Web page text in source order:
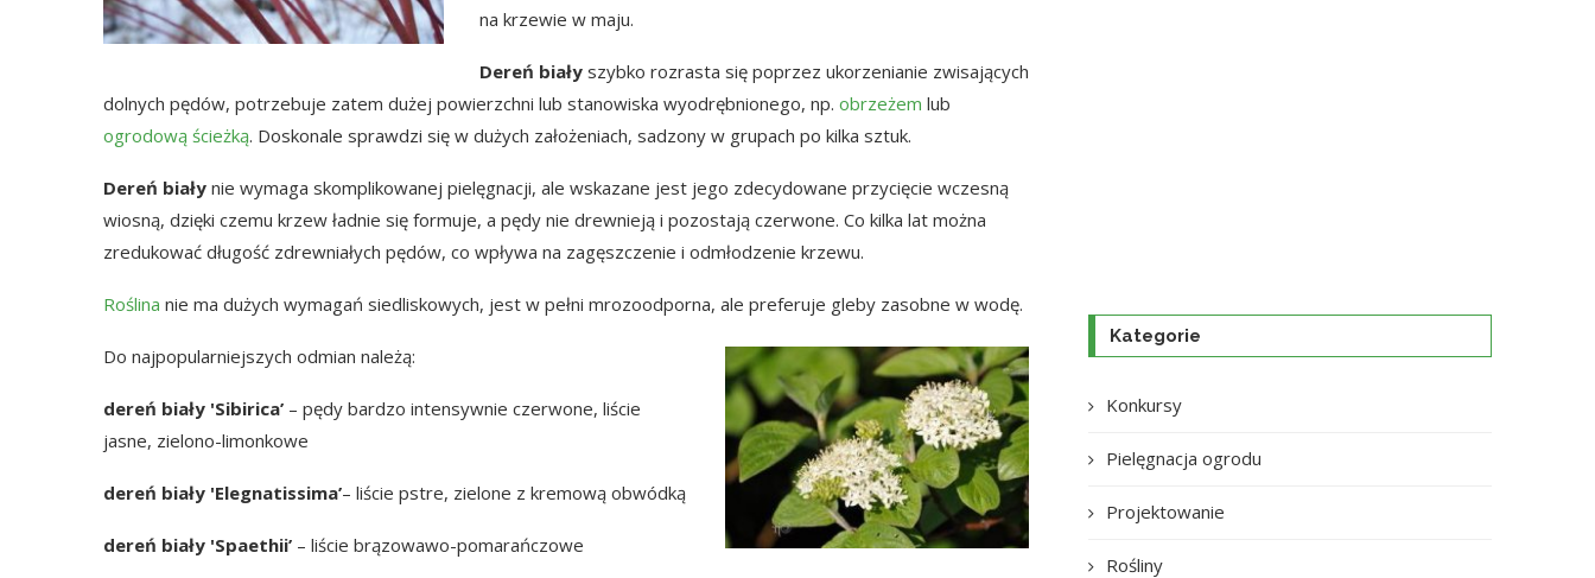
na krzewie w maju.
Dereń biały szybko rozrasta się poprzez ukorzenianie zwisających
dolnych pędów, potrzebuje zatem dużej powierzchni lub stanowiska wyodrębnionego, np. obrzeżem lub
ogrodową ścieżką. Doskonale sprawdzi się w dużych założeniach, sadzony w grupach po kilka sztuk.
Dereń biały nie wymaga skomplikowanej pielęgnacji, ale wskazane jest jego zdecydowane przycięcie wczesną
wiosną, dzięki czemu krzew ładnie się formuje, a pędy nie drewnieją i pozostają czerwone. Co kilka lat można
zredukować długość zdrewniałych pędów, co wpływa na zagęszczenie i odmłodzenie krzewu.
Roślina nie ma dużych wymagań siedliskowych, jest w pełni mrozoodporna, ale preferuje gleby zasobne w wodę.
Do najpopularniejszych odmian należą:
dereń biały 'Sibirica’ – pędy bardzo intensywnie czerwone, liście
jasne, zielono-limonkowe
dereń biały 'Elegnatissima’– liście pstre, zielone z kremową obwódką
dereń biały 'Spaethii’ – liście brązowawo-pomarańczowe
Kategorie
Konkursy
Pielęgnacja ogrodu
Projektowanie
Rośliny